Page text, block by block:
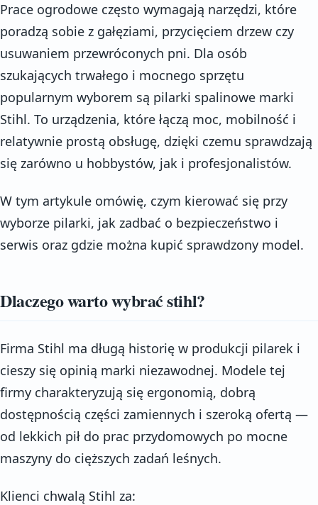
Prace ogrodowe często wymagają narzędzi, które
poradzą sobie z gałęziami, przycięciem drzew czy
usuwaniem przewróconych pni. Dla osób
szukających trwałego i mocnego sprzętu
popularnym wyborem są pilarki spalinowe marki
Stihl. To urządzenia, które łączą moc, mobilność i
relatywnie prostą obsługę, dzięki czemu sprawdzają
się zarówno u hobbystów, jak i profesjonalistów.
W tym artykule omówię, czym kierować się przy
wyborze pilarki, jak zadbać o bezpieczeństwo i
serwis oraz gdzie można kupić sprawdzony model.
Dlaczego warto wybrać stihl?
Firma Stihl ma długą historię w produkcji pilarek i
cieszy się opinią marki niezawodnej. Modele tej
firmy charakteryzują się ergonomią, dobrą
dostępnością części zamiennych i szeroką ofertą —
od lekkich pił do prac przydomowych po mocne
maszyny do cięższych zadań leśnych.
Klienci chwalą Stihl za: